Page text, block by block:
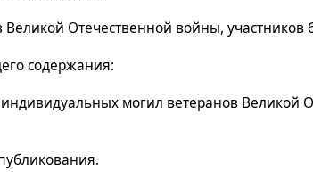
Отечественной войны, участников
содержания:
могил ветеранов Великой